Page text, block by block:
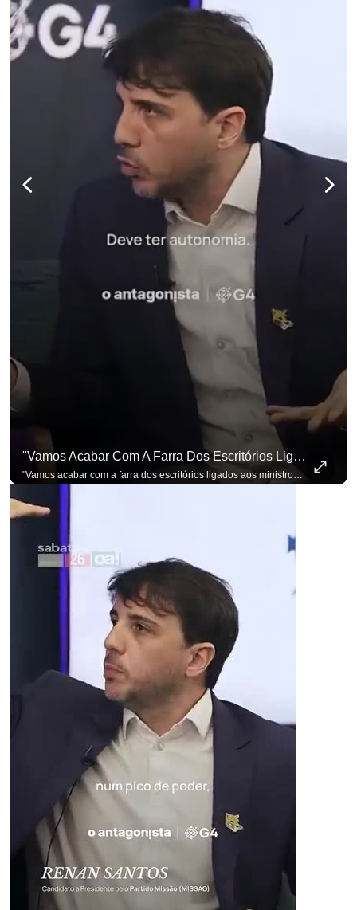
"Vamos Acabar Com A Farra Dos Escritórios Ligados Aos Ministros Do STF"
"Vamos acabar com a farra dos escritórios ligados aos ministros do STF". Essa foi a resposta de Renan Santos ao ser questionado sobre o Judiciário. Se você busca informação com credibilidade, inscreva-se agora e ative o